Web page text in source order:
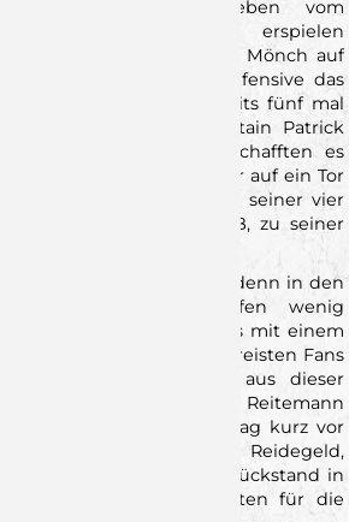
und sich angetrieben vom
ein kleines Polster erspielen
allem der sehr agile Louis Mönch auf
machte der Wölfe-Defensive das
nach 12 Minuten bereits fünf mal
Doch die Jungs um Captain Patrick
nicht abschütteln und schafften es
gegen die Hunters, wieder auf ein Tor
Schömig erzielte einen seiner vier
Heß, Trainer der TSB, zu seiner
er die richtigen Worte, denn in den
lief bei den Wölfen wenig
Mannschaft bestrafte das mit einem
von ca. 80 mitgereisten Fans
Wolfsrudel aber zurück aus dieser
Grömling und Michel Reitemann
und ein Doppelschlag kurz vor
Schmidt und Jona Reidegeld,
mit "nur" zwei Toren Rückstand in
somit alle Möglichkeiten für die